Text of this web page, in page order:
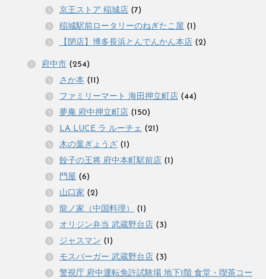
京王ストア 稲城店 (7)
稲城駅前ロータリーのねぎたこ屋 (1)
【閉店】博多長浜とんでんかん本店 (2)
府中市 (254)
さか本 (11)
ファミリーマート 海田押立町店 (44)
夢庵 府中押立町店 (150)
LA LUCE ラ ルーチェ (21)
木の葉ぎょうざ (1)
餃子の王将 府中本町駅前店 (1)
門屋 (6)
山口家 (2)
龍ノ家（中国料理）
(1)
オリジン弁当 武蔵野台店 (3)
ジャスマン (1)
モスバーガー 武蔵野台店 (3)
警視庁 府中運転免許試験場 地下1階 食堂・喫茶コー